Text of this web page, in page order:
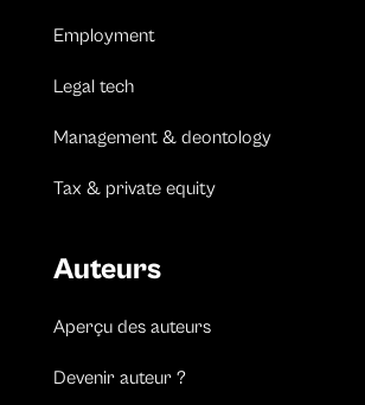
Employment
Legal tech
Management & deontology
Tax & private equity
Auteurs
Aperçu des auteurs
Devenir auteur ?